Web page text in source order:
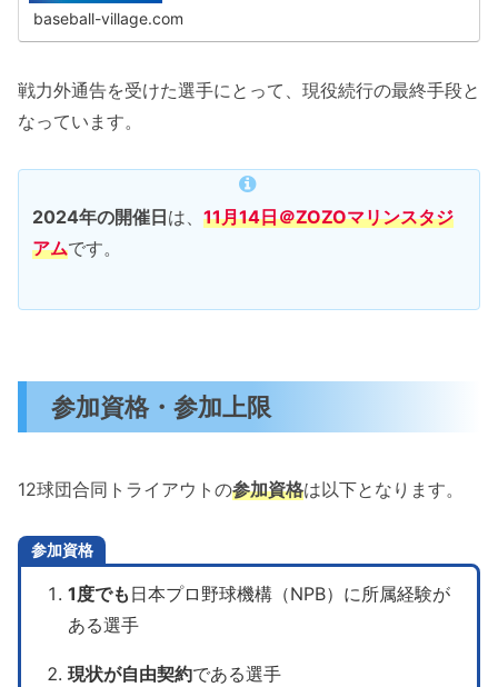
baseball-village.com
戦力外通告を受けた選手にとって、現役続行の最終手段と
なっています。
2024年の開催日は、 11月14日＠ZOZOマリンスタジ
アムです。
参加資格・参加上限
12球団合同トライアウトの参加資格は以下となります。
参加資格
1度でも 日本プロ野球機構（NPB）に所属経験が
ある選手
現状が自由契約である選手